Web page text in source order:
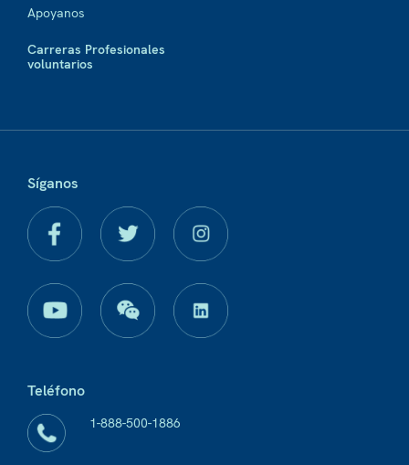
Apoyanos
Carreras Profesionales
voluntarios
Síganos
Teléfono
1-888-500-1886